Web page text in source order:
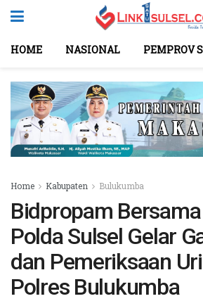
HOME NASIONAL PEMPROV
Home Kabupaten Bulukumba
Bidpropam
Polda Sulsel Gelar
dan Pemeriksaan
Polres Bulukumba